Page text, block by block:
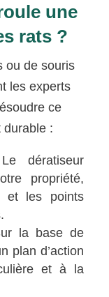
une
rats ?
ou de souris
les experts
ce
durable :
dératiseur
propriété,
et les points
la base de
plan d’action
et à la